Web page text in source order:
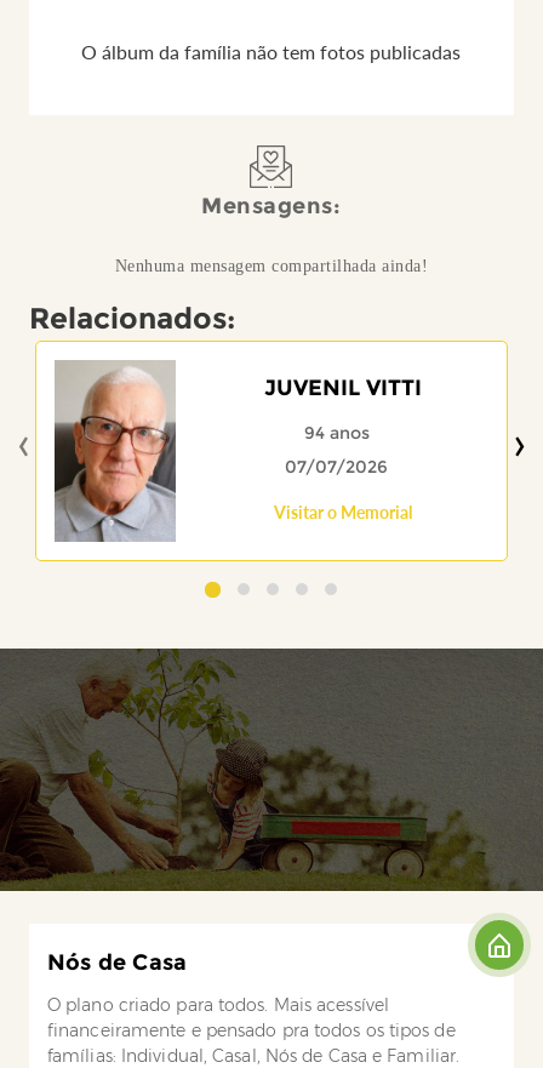
O álbum da família não tem fotos publicadas
Mensagens:
Nenhuma mensagem compartilhada ainda!
Relacionados:
JUVENIL VITTI
94 anos
07/07/2026
Visitar o Memorial
‹ ›
Nós de Casa
O plano criado para todos. Mais acessível
financeiramente e pensado pra todos os tipos de
famílias: Individual, Casal, Nós de Casa e Familiar.